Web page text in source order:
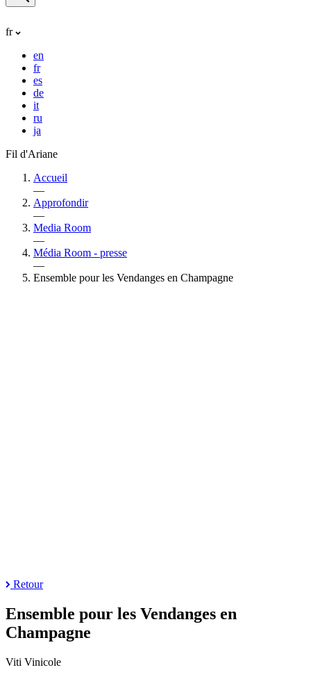
fr
en
fr
es
de
it
ru
ja
Fil d'Ariane
Accueil
—
Approfondir
—
Media Room
—
Média Room - presse
—
Ensemble pour les Vendanges en Champagne
Retour
Ensemble pour les Vendanges en
Champagne
Viti Vinicole